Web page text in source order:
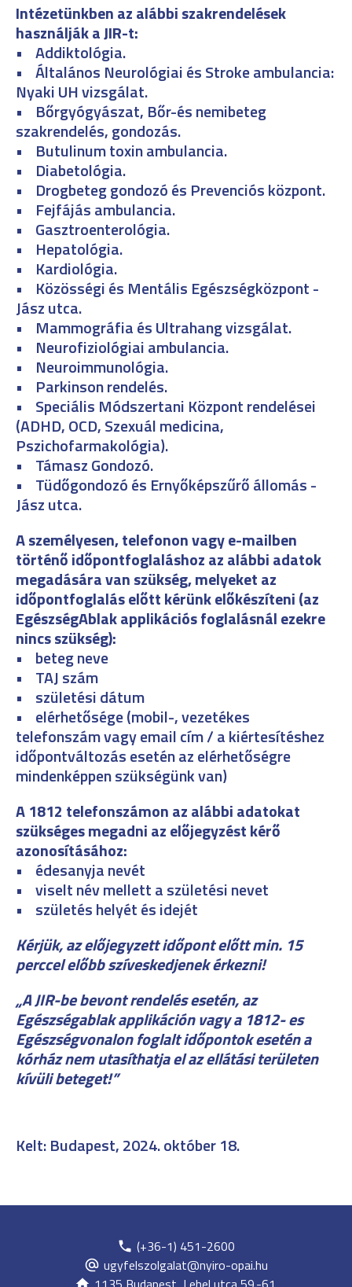
Intézetünkben az alábbi szakrendelések
használják a JIR-t:
• Addiktológia.
• Általános Neurológiai és Stroke ambulancia:
Nyaki UH vizsgálat.
• Bőrgyógyászat, Bőr-és nemibeteg
szakrendelés, gondozás.
• Butulinum toxin ambulancia.
• Diabetológia.
• Drogbeteg gondozó és Prevenciós központ.
• Fejfájás ambulancia.
• Gasztroenterológia.
• Hepatológia.
• Kardiológia.
• Közösségi és Mentális Egészségközpont -
Jász utca.
• Mammográfia és Ultrahang vizsgálat.
• Neurofiziológiai ambulancia.
• Neuroimmunológia.
• Parkinson rendelés.
• Speciális Módszertani Központ rendelései
(ADHD, OCD, Szexuál medicina,
Pszichofarmakológia).
• Támasz Gondozó.
• Tüdőgondozó és Ernyőképszűrő állomás -
Jász utca.
A személyesen, telefonon vagy e-mailben
történő időpontfoglaláshoz az alábbi adatok
megadására van szükség, melyeket az
időpontfoglalás előtt kérünk előkészíteni (az
EgészségAblak applikációs foglalásnál ezekre
nincs szükség):
• beteg neve
• TAJ szám
• születési dátum
• elérhetősége (mobil-, vezetékes
telefonszám vagy email cím / a kiértesítéshez
időpontváltozás esetén az elérhetőségre
mindenképpen szükségünk van)
A 1812 telefonszámon az alábbi adatokat
szükséges megadni az előjegyzést kérő
azonosításához:
• édesanyja nevét
• viselt név mellett a születési nevet
• születés helyét és idejét
Kérjük, az előjegyzett időpont előtt min. 15
perccel előbb szíveskedjenek érkezni!
„A JIR-be bevont rendelés esetén, az
Egészségablak applikáción vagy a 1812- es
Egészségvonalon foglalt időpontok esetén a
kórház nem utasíthatja el az ellátási területen
kívüli beteget!”
Kelt: Budapest, 2024. október 18.
(+36-1) 451-2600
ugyfelszolgalat@nyiro-opai.hu